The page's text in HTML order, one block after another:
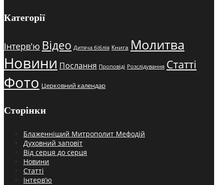
Категорії
Інтерв'ю Відео Дитяча біблія Книга Молитва
Новини Послання Проповіді Розслідування Статті
Фото Церковний календар
Сторінки
Блаженніший Митрополит Мефодій
Духовний заповіт
Від серця до серця
Новини
Статті
Інтерв’ю